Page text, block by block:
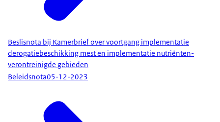
Beslisnota bij Kamerbrief over voortgang implementatie
derogatiebeschikking mest en implementatie nutriënten-
verontreinigde gebieden
Beleidsnota05-12-2023